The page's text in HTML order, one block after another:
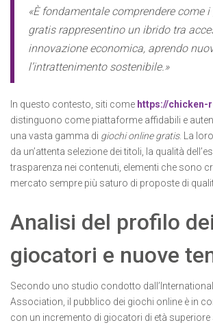
«È fondamentale comprendere come
gratis rappresentino un ibrido tra
innovazione economica, aprendo
l’intrattenimento sostenibile.»
In questo contesto, siti come https://
distinguono come piattaforme affidabili e
una vasta gamma di giochi online gratis. La
da un’attenta selezione dei titoli, la qualità
trasparenza nei contenuti, elementi che sono
mercato sempre più saturo di proposte di
Analisi del profilo dei
giocatori e nuove
Secondo uno studio condotto
Association, il pubblico dei giochi online è in
con un incremento di giocatori di età superiore